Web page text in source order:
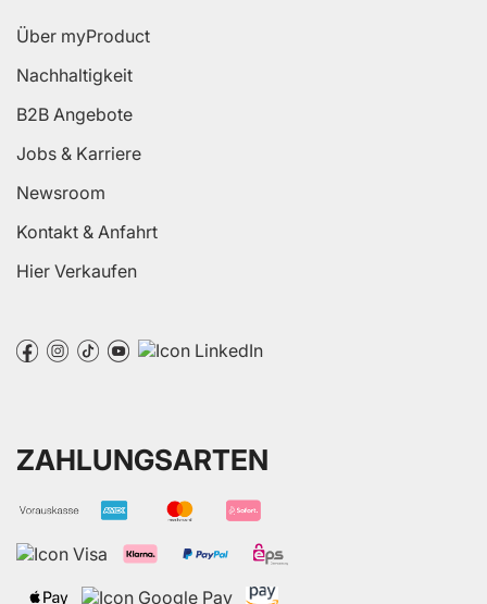
Über myProduct
Nachhaltigkeit
B2B Angebote
Jobs & Karriere
Newsroom
Kontakt & Anfahrt
Hier Verkaufen
ZAHLUNGSARTEN